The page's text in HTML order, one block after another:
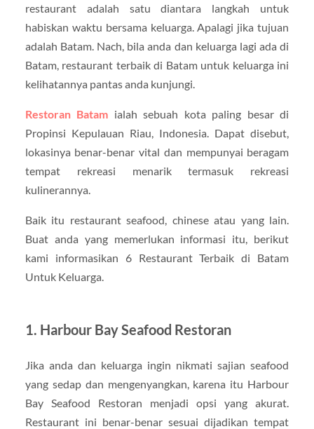
restaurant adalah satu diantara langkah untuk
habiskan waktu bersama keluarga. Apalagi jika tujuan
adalah Batam. Nach, bila anda dan keluarga lagi ada di
Batam, restaurant terbaik di Batam untuk keluarga ini
kelihatannya pantas anda kunjungi.
Restoran Batam ialah sebuah kota paling besar di
Propinsi Kepulauan Riau, Indonesia. Dapat disebut,
lokasinya benar-benar vital dan mempunyai beragam
tempat rekreasi menarik termasuk rekreasi
kulinerannya.
Baik itu restaurant seafood, chinese atau yang lain.
Buat anda yang memerlukan informasi itu, berikut
kami informasikan 6 Restaurant Terbaik di Batam
Untuk Keluarga.
1. Harbour Bay Seafood Restoran
Jika anda dan keluarga ingin nikmati sajian seafood
yang sedap dan mengenyangkan, karena itu Harbour
Bay Seafood Restoran menjadi opsi yang akurat.
Restaurant ini benar-benar sesuai dijadikan tempat